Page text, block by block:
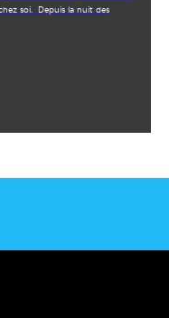
soi. Depuis la nuit des